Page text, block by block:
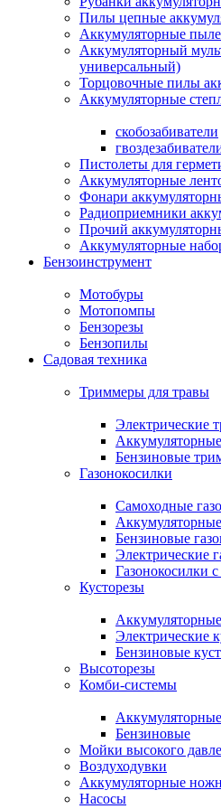
Пилы цепные
Аккумуляторные
Аккумуляторный
универсальный)
Торцовочные пилы
Аккумуляторные
скобозабиватели
Пистолеты для
Аккумуляторные
Фонари
Радиоприемники
Прочий
Аккумуляторные
Бензоинструмент
Мотобуры
Мотопомпы
Бензорезы
Бензопилы
Садовая техника
Триммеры для травы
Электрические
Бензиновые
Газонокосилки
Самоходные
Бензиновые
Электрические
Газонокосилки
Кусторезы
Электрические
Бензиновые
Высоторезы
Комби-системы
Аккумуляторные
Бензиновые
Мойки высокого
Воздуходувки
Аккумуляторные
Насосы